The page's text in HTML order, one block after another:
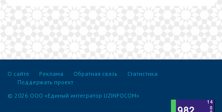
О сайте Реклама Обратная связь
Статистика
Поддержать проект
© 2026 ООО «Единый интегратор UZINFOCOM»